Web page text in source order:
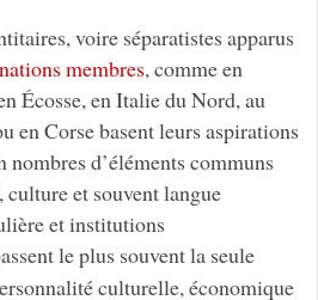
voire séparatistes apparus
membres, comme en
Écosse, en Italie du Nord, au
en Corse basent leurs aspirations
d’éléments communs
et souvent langue
et institutions
le plus souvent la seule
culturelle, économique